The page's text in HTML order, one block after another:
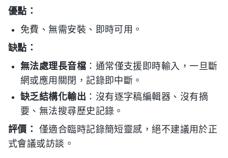
優點：
免費、無需安裝、即時可用。
缺點：
無法處理長音檔 ：通常僅支援即時輸入，一旦斷
網或應用關閉，記錄即中斷。
缺乏結構化輸出 ：沒有逐字稿編輯器、沒有摘
要、無法搜尋歷史記錄。
評價：
僅適合臨時記錄簡短靈感，絕不建議用於正
式會議或訪談。